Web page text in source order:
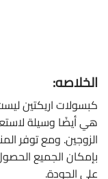
الخلاصه:
كبسولات اريكتين
هي أيضًا وسيلة
الزوجين. ومع توفر
بإمكان الجميع
على الجودة.